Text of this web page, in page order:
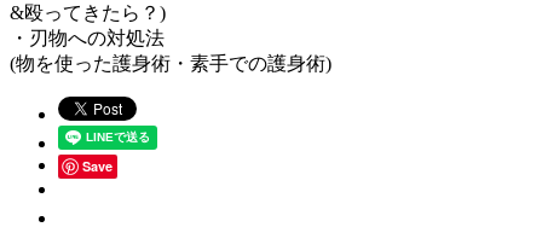
&殴ってきたら？)
・刃物への対処法
(物を使った護身術・素手での護身術)
Save